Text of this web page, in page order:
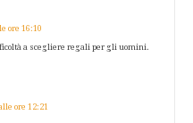
ore 16:10
a scegliere regali per gli uomini.
ore 12:21